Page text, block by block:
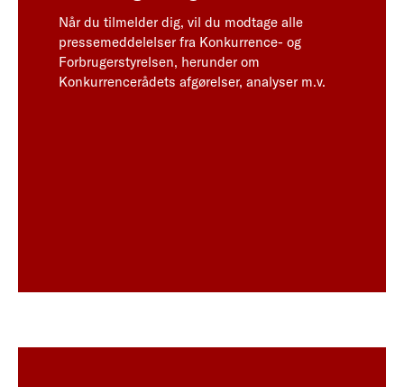
Når du tilmelder dig, vil du modtage alle
pressemeddelelser fra Konkurrence- og
Forbrugerstyrelsen, herunder om
Konkurrencerådets afgørelser, analyser m.v.